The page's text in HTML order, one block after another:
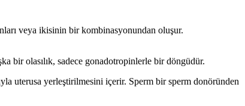
veya ikisinin bir kombinasyonundan oluşur.
bir olasılık, sadece gonadotropinlerle bir döngüdür.
uterusa yerleştirilmesini içerir. Sperm bir sperm donöründen